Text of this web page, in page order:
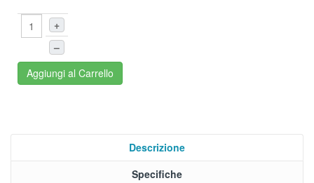
+
–
Aggiungi al Carrello
Descrizione
Specifiche